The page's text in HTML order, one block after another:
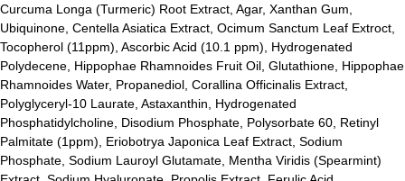
Curcuma Longa (Turmeric) Root Extract, Agar, Xanthan Gum,
Ubiquinone, Centella Asiatica Extract, Ocimum Sanctum Leaf Extroct,
Tocopherol (11ppm), Ascorbic Acid (10.1 ppm), Hydrogenated
Polydecene, Hippophae Rhamnoides Fruit Oil, Glutathione, Hippophae
Rhamnoides Water, Propanediol, Corallina Officinalis Extract,
Polyglyceryl-10 Laurate, Astaxanthin, Hydrogenated
Phosphatidylcholine, Disodium Phosphate, Polysorbate 60, Retinyl
Palmitate (1ppm), Eriobotrya Japonica Leaf Extract, Sodium
Phosphate, Sodium Lauroyl Glutamate, Mentha Viridis (Spearmint)
Доставка и оплата
Обмен и возврат
Публичная оферта
Бренды
Уход за лицом
Уход за волосами
Новинки
% SALE
Лучшие бренды корейской
и европейской косметики
Подарочный сертификат
Наше образование